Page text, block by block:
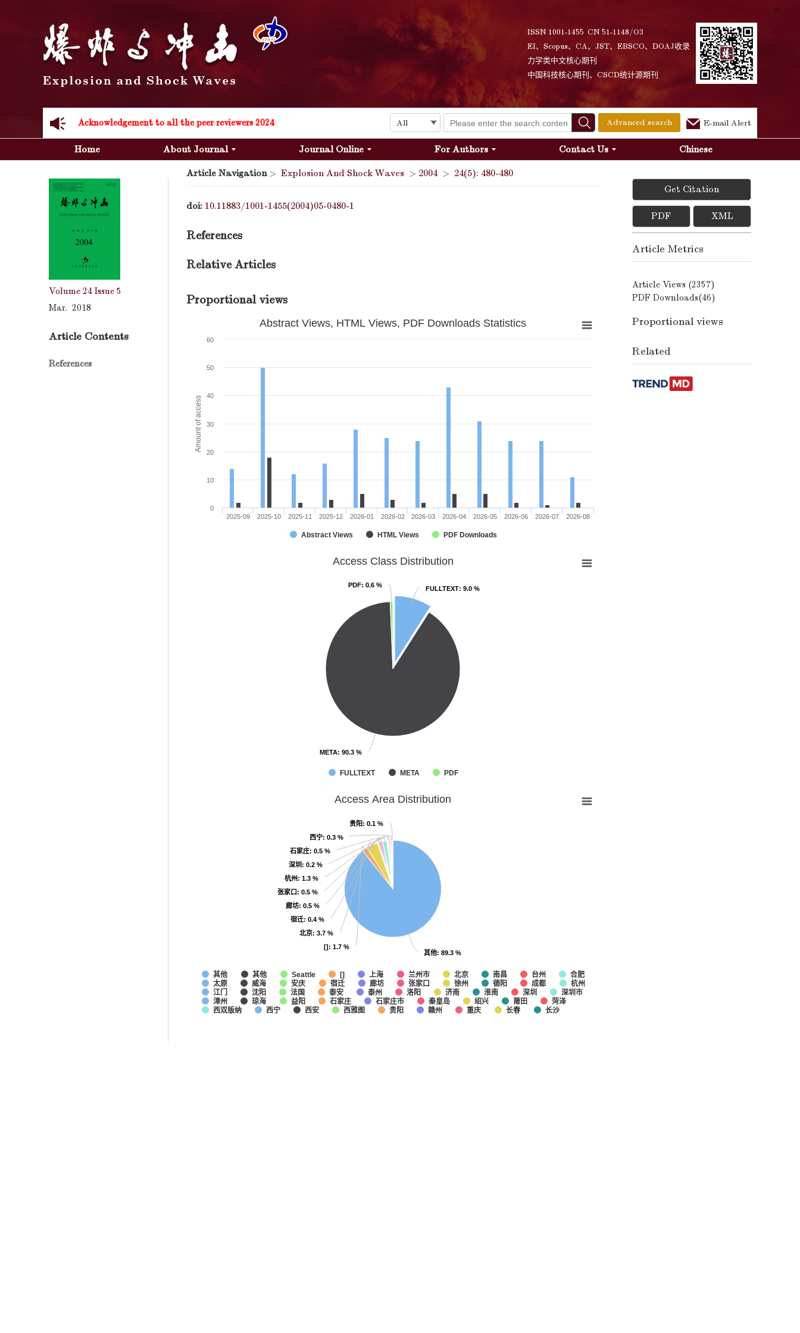
ISSN 1001-1455 CN 51-1148/O3
EI、Scopus、CA、JST、EBSCO、DOAJ收录
力学类中文核心期刊
中国科技核心期刊、CSCD统计源期刊
Acknowledgement to all the peer reviewers 2024
The list of the first youth editorial board members of "Explosion and Shock Waves"
Acknowledgement to all the peer reviewers 2024
Advanced search E-mail Alert
Home About Journal Journal Online For Authors Contact Us Chinese
Volume 24 Issue 5
Mar. 2018
Article Contents
References
Article Navigation> Explosion And Shock Waves > 2004 > 24(5): 480-480
doi: 10.11883/1001-1455(2004)05-0480-1
References
Relative Articles
Proportional views
Amount of access
Abstract Views, HTML Views, PDF Downloads Statistics
Abstract Views HTML Views PDF Downloads
2025-09 2025-10 2025-11 2025-12 2026-01 2026-02 2026-03 2026-04 2026-05 2026-06 2026-07 2026-08
0
10
20
30
40
50
60
Access Class Distribution
FULLTEXT: 9.0 %
FULLTEXT: 9.0 %
META: 90.3 %
META: 90.3 %
PDF: 0.6 %
PDF: 0.6 %
FULLTEXT META PDF
Access Area Distribution
其他: 89.3 %
其他: 89.3 %
[]: 1.7 %
[]: 1.7 %
北京: 3.7 %
北京: 3.7 %
宿迁: 0.4 %
宿迁: 0.4 %
廊坊: 0.5 %
廊坊: 0.5 %
张家口: 0.5 %
张家口: 0.5 %
杭州: 1.3 %
杭州: 1.3 %
深圳 : 0.2 %
深圳 : 0.2 %
石家庄: 0.5 %
石家庄: 0.5 %
西宁: 0.3 %
西宁: 0.3 %
贵阳: 0.1 %
贵阳: 0.1 %
其他 其他 Seattle [] 上海 兰州市 北京 南昌 台州
合肥
太原
威海 安庆 宿迁 廊坊 张家口 徐州 德阳 成都
杭州
江门
沈阳 法国 泰安 泰州 洛阳 济南 淮南 深圳
深圳市
漳州
琼海 益阳 石家庄 石家庄市 秦皇岛 绍兴 莆田
菏泽
西双版纳
西宁 西安 西雅图 贵阳 赣州 重庆 长春 长沙
Get Citation
PDF XML
Article Metrics
Article Views (2357)
PDF Downloads(46)
Proportional views
Related